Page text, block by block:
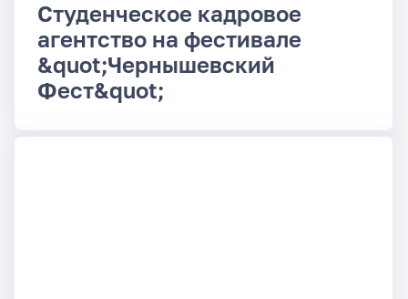
Студенческое кадровое
агентство на фестивале
&quot;Чернышевский
Фест&quot;